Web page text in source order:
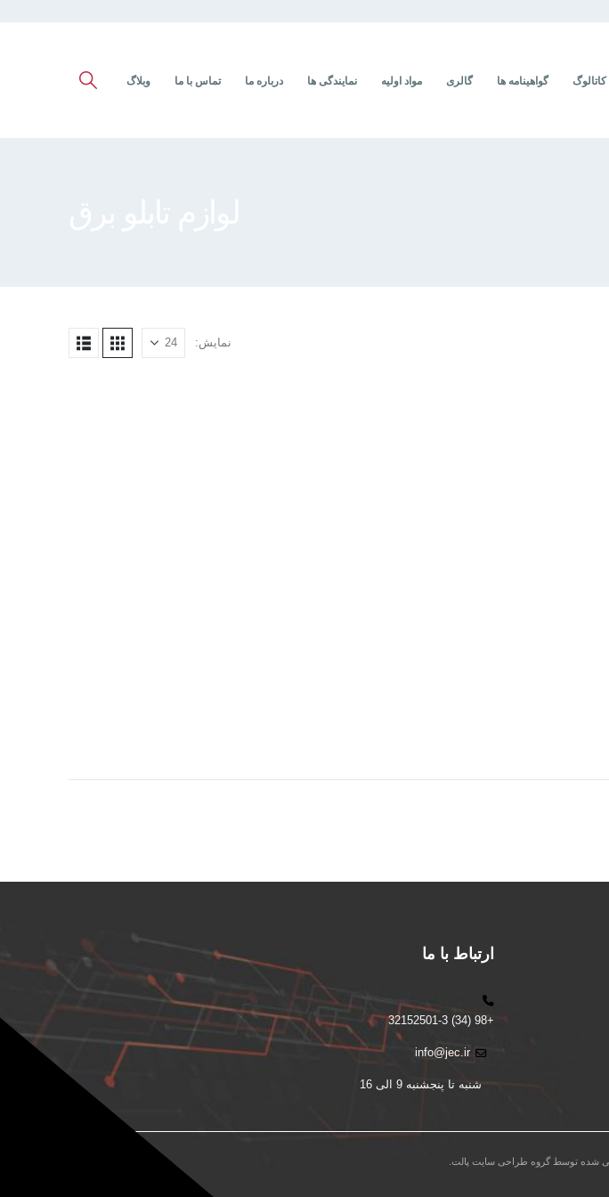
کاتالوگ گواهینامه ها گالری مواد اولیه نمایندگی ها درباره ما تماس با ما وبلاگ
نمایش:
ارتباط با ما
+98 (34) 32152501-3
info@jec.ir
شنبه تا پنجشنبه 9 الی 16
شده توسط گروه طراحی سایت پالت.